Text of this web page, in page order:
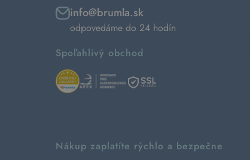
info@brumla.sk
odpovedáme do 24 hodín
Spoľahlivý obchod
Nákup zaplatíte rýchlo a bezpečne